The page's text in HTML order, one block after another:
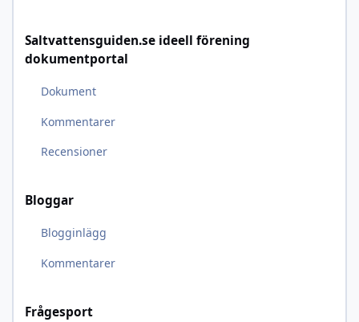
Saltvattensguiden.se ideell förening
dokumentportal
Dokument
Kommentarer
Recensioner
Bloggar
Blogginlägg
Kommentarer
Frågesport